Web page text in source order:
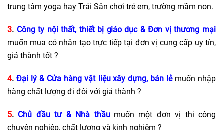
trung tâm yoga hay Trải Sân chơi trẻ em, trường mầm non.
3. Công ty nội thất, thiết bị giáo dục & Đơn vị thương mại
muốn mua cỏ nhân tạo trực tiếp tại đơn vị cung cấp uy tín,
giá thành tốt ?
4.Đại lý & Cửa hàng vật liệu xây dựng, bán lẻ muốn nhập
hàng chất lượng đi đôi với giá thành ?
5. Chủ đầu tư & Nhà thầu muốn một đơn vị thi công
chuyên nghiệp, chất lượng và kinh nghiệm ?